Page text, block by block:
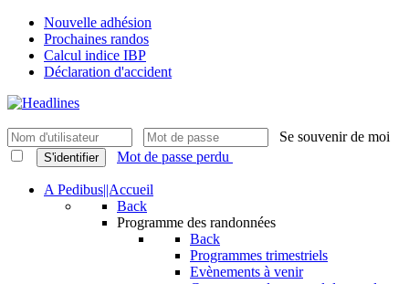
Nouvelle adhésion
Prochaines randos
Calcul indice IBP
Déclaration d'accident
Se souvenir de moi
S'identifier Mot de passe perdu
A Pedibus||Accueil
Back
Programme des randonnées
Back
Programmes trimestriels
Evènements à venir